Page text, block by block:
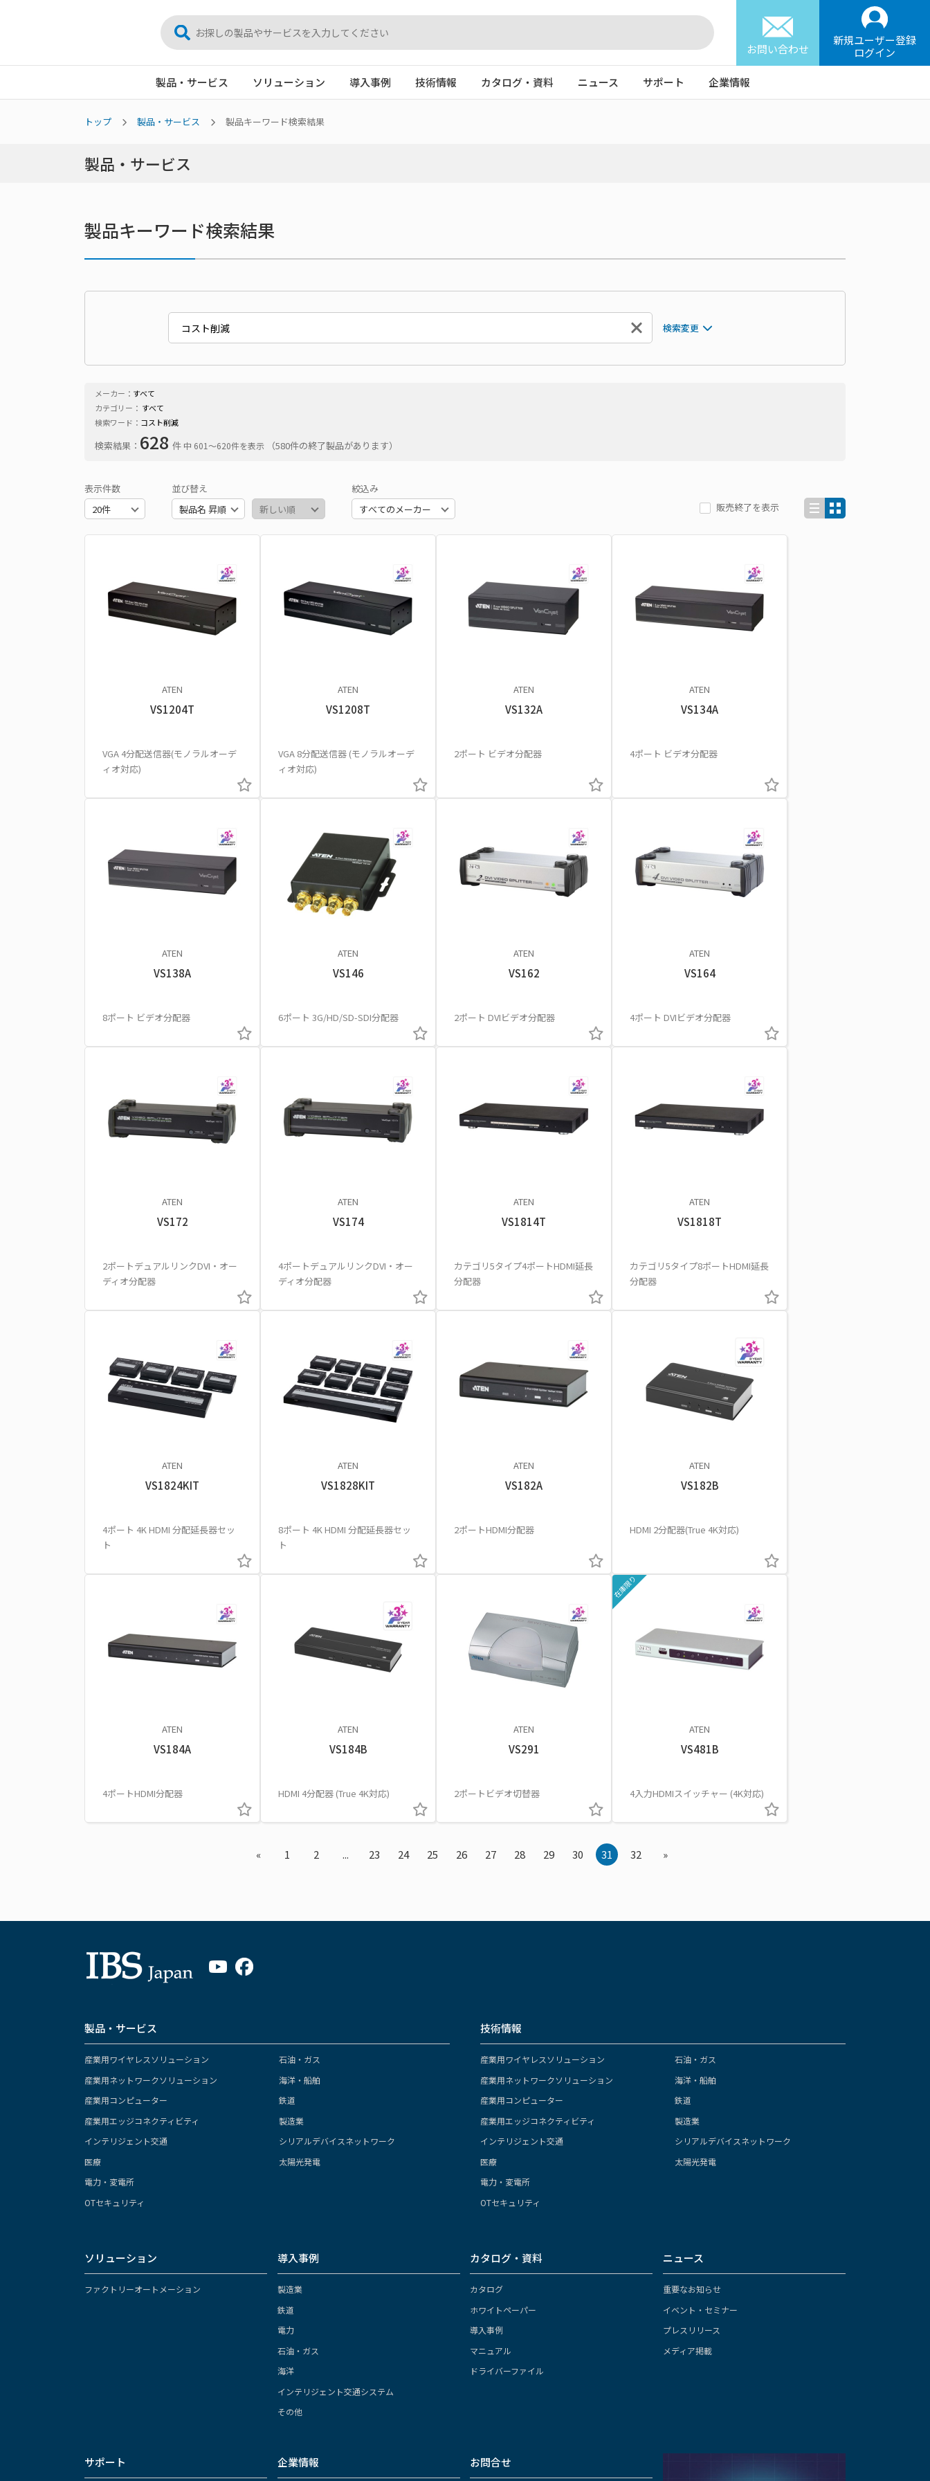
お問い合わせ
新規ユーザー登録
ログイン
製品・サービス ソリューション 導入事例 技術情報 カタログ・資料 ニュース サポート 企業情報
トップ 製品・サービス 製品キーワード検索結果
製品・サービス
製品キーワード検索結果
検索変更
メーカー： すべて
カテゴリー： すべて
検索ワード： コスト削減
検索結果： 628 件 中 601〜620件を表示 （580件の終了製品があります）
表示件数 並び替え
絞込み
販売終了を表示
ATEN
VS1204T
VGA 4分配送信器(モノラルオーデ
ィオ対応)
ATEN
VS1208T
VGA 8分配送信器 (モノラルオーデ
ィオ対応)
ATEN
VS132A
2ポート ビデオ分配器
ATEN
VS134A
4ポート ビデオ分配器
ATEN
VS138A
8ポート ビデオ分配器
ATEN
VS146
6ポート 3G/HD/SD-SDI分配器
ATEN
VS162
2ポート DVIビデオ分配器
ATEN
VS164
4ポート DVIビデオ分配器
ATEN
VS172
2ポートデュアルリンクDVI・オー
ディオ分配器
ATEN
VS174
4ポートデュアルリンクDVI・オー
ディオ分配器
ATEN
VS1814T
カテゴリ5タイプ4ポートHDMI延長
分配器
ATEN
VS1818T
カテゴリ5タイプ8ポートHDMI延長
分配器
ATEN
VS1824KIT
4ポート 4K HDMI 分配延長器セッ
ト
ATEN
VS1828KIT
8ポート 4K HDMI 分配延長器セッ
ト
ATEN
VS182A
2ポートHDMI分配器
ATEN
VS182B
HDMI 2分配器(True 4K対応)
ATEN
VS184A
4ポートHDMI分配器
ATEN
VS184B
HDMI 4分配器 (True 4K対応)
ATEN
VS291
2ポートビデオ切替器
在庫限り
ATEN
VS481B
4入力HDMIスイッチャー (4K対応)
« 1 2 ... 23 24 25 26 27 28 29 30 31 32 »
製品・サービス
産業用ワイヤレスソリューション
産業用ネットワークソリューション
産業用コンピューター
産業用エッジコネクティビティ
インテリジェント交通
医療
電力・変電所
OTセキュリティ
石油・ガス
海洋・船舶
鉄道
製造業
シリアルデバイスネットワーク
太陽光発電
技術情報
産業用ワイヤレスソリューション
産業用ネットワークソリューション
産業用コンピューター
産業用エッジコネクティビティ
インテリジェント交通
医療
電力・変電所
OTセキュリティ
石油・ガス
海洋・船舶
鉄道
製造業
シリアルデバイスネットワーク
太陽光発電
ソリューション
ファクトリーオートメーション
導入事例
製造業
鉄道
電力
石油・ガス
海洋
インテリジェント交通システム
その他
カタログ・資料
カタログ
ホワイトペーパー
導入事例
マニュアル
ドライバーファイル
ニュース
重要なお知らせ
イベント・セミナー
プレスリリース
メディア掲載
サポート 企業情報 お問合せ